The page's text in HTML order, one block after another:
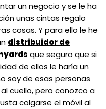
un negocio y se le ha
unas cintas regalo
cosas. Y para ello le he
distribuidor de
que seguro que si
de ellos le haría un
soy de esas personas
cuello, pero conozco a
colgarse el móvil al